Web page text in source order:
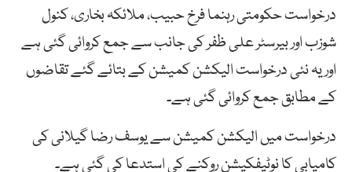
درخواست حکومتی رہنما فرخ حبیب، ملائکہ بخاری، کنول
شوزب اور بیرسٹر علی ظفر کی جانب سے جمع کروائی گئی ہے
اور یہ نئی درخواست الیکشن کمیشن کے بتائے گئے تقاضوں
کے مطابق جمع کروائی گئی ہے۔
درخواست میں الیکشن کمیشن سے یوسف رضا گیلانی کی
کامیابی کا نوٹیفکیشن روکنے کی استدعا کی گئی ہے۔